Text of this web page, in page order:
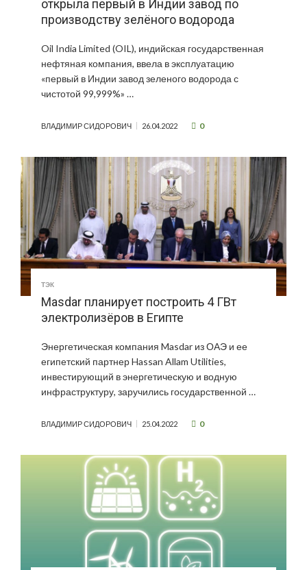
открыла первый в Индии завод по
производству зелёного водорода
Oil India Limited (OIL), индийская государственная
нефтяная компания, ввела в эксплуатацию
«первый в Индии завод зеленого водорода с
чистотой 99,999%» …
ВЛАДИМИР СИДОРОВИЧ 26.04.2022 0
ТЭК
Masdar планирует построить 4 ГВт
электролизёров в Египте
Энергетическая компания Masdar из ОАЭ и ее
египетский партнер Hassan Allam Utilities,
инвестирующий в энергетическую и водную
инфраструктуру, заручились государственной …
ВЛАДИМИР СИДОРОВИЧ 25.04.2022 0